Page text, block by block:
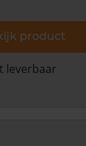
product
leverbaar